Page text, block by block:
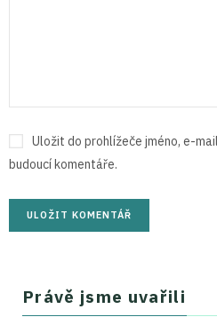
Uložit do prohlížeče jméno, e-
budoucí komentáře.
Právě jsme uvařili